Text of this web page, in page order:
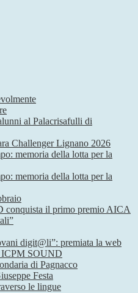
al Palacrisafulli di
Challenger Lignano 2026
memoria della lotta per la
memoria della lotta per la
conquista il primo premio AICA
digit@li”: premiata la web
ICPM SOUND
di Pagnacco
Festa
le lingue